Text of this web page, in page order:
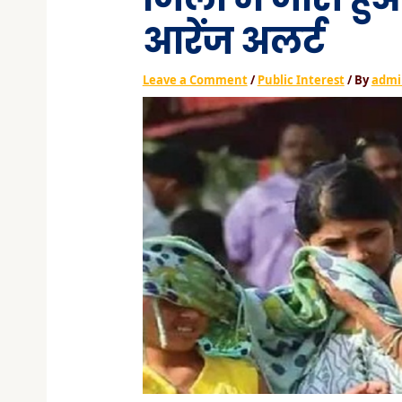
आरेंज अलर्ट
Leave a Comment/Public Interest/ By